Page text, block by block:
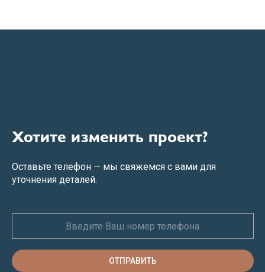
Хотите изменить проект?
Оставьте телефон — мы свяжемся с вами для
уточнения деталей.
ОТПРАВИТЬ